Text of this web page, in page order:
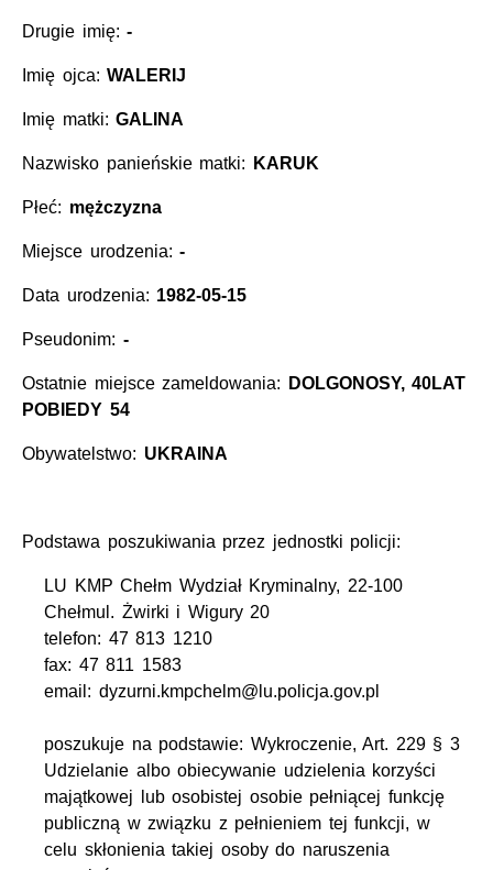
Drugie imię:-
Imię ojca:WALERIJ
Imię matki:GALINA
Nazwisko panieńskie matki: KARUK
Płeć: mężczyzna
Miejsce urodzenia:-
Data urodzenia: 1982-05-15
Pseudonim: -
Ostatnie miejsce zameldowania:
DOLGONOSY, 40LAT
POBIEDY 54
Obywatelstwo: UKRAINA
Podstawa poszukiwania przez jednostki policji:
LU KMP Chełm Wydział Kryminalny, 22-100
Chełmul. Żwirki i Wigury 20
telefon: 47 813 1210
fax: 47 811 1583
email: dyzurni.kmpchelm@lu.policja.gov.pl
poszukuje na podstawie: Wykroczenie, Art. 229 § 3
Udzielanie albo obiecywanie udzielenia korzyści
majątkowej lub osobistej osobie pełniącej funkcję
publiczną w związku z pełnieniem tej funkcji, w
celu skłonienia takiej osoby do naruszenia